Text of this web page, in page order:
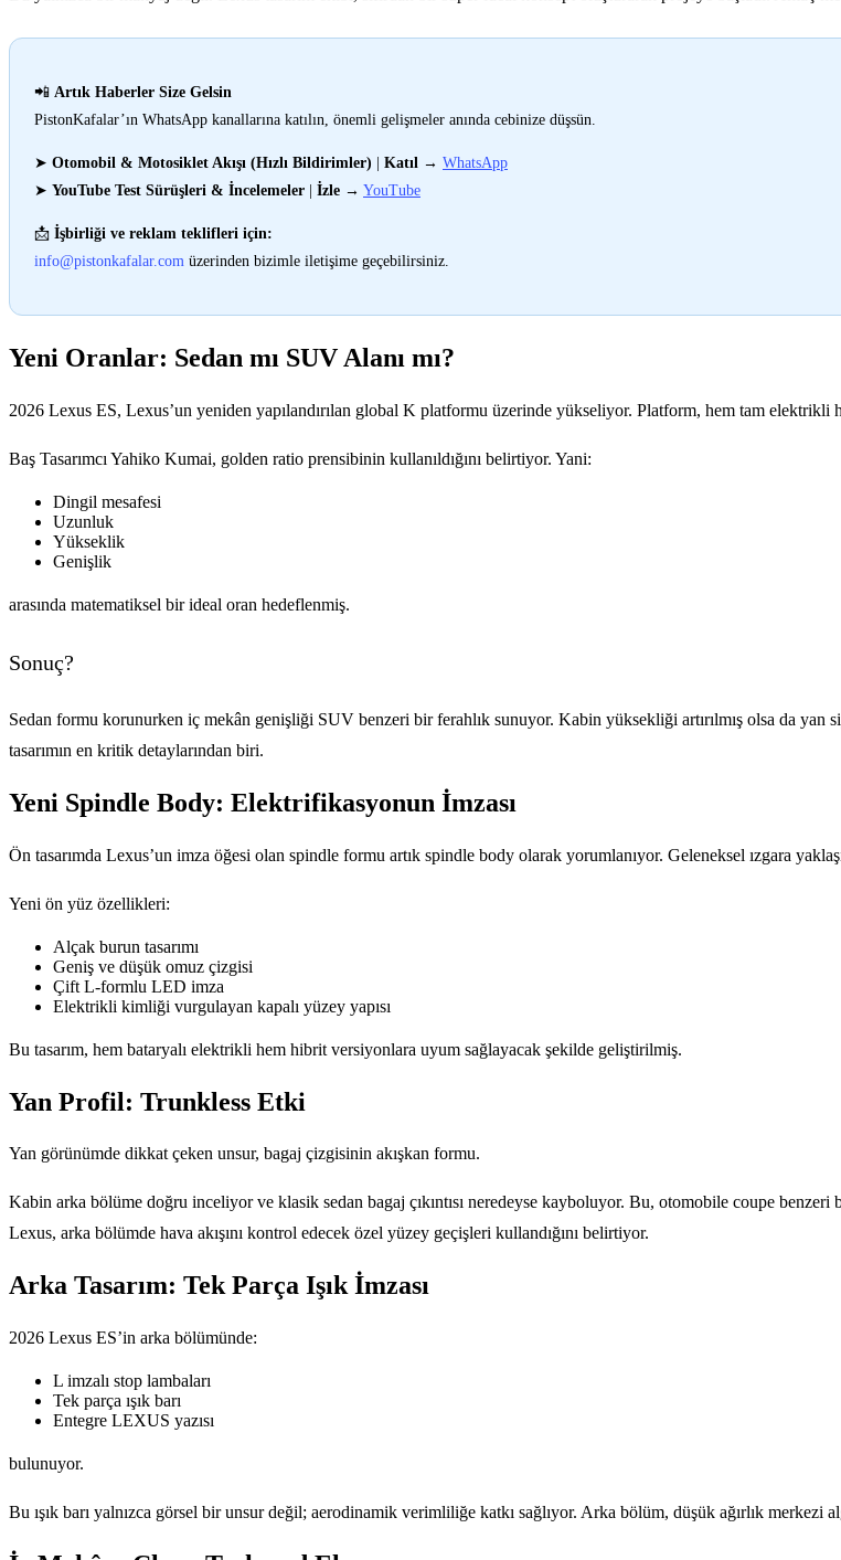
📲 Artık Haberler Size Gelsin
PistonKafalar’ın WhatsApp kanallarına katılın, önemli gelişmeler anında cebinize düşsün.
➤ Otomobil & Motosiklet Akışı (Hızlı Bildirimler) Katıl → WhatsApp
➤ YouTube Test Sürüşleri & İncelemeler İzle → YouTube
📩 İşbirliği ve reklam teklifleri için:
info@pistonkafalar.com üzerinden bizimle iletişime geçebilirsiniz.
Yeni Oranlar: Sedan mı SUV Alanı mı?
2026 Lexus ES, Lexus’un yeniden yapılandırılan global K platformu üzerinde yükseliyor. Platform, hem tam elektrikli
Baş Tasarımcı Yahiko Kumai, golden ratio prensibinin kullanıldığını belirtiyor. Yani:
Dingil mesafesi
Uzunluk
Yükseklik
Genişlik
arasında matematiksel bir ideal oran hedeflenmiş.
Sonuç?
Sedan formu korunurken iç mekân genişliği SUV benzeri bir ferahlık sunuyor. Kabin yüksekliği artırılmış olsa da
tasarımın en kritik detaylarından biri.
Yeni Spindle Body: Elektrifikasyonun İmzası
Ön tasarımda Lexus’un imza öğesi olan spindle formu artık spindle body olarak yorumlanıyor. Geleneksel ızgara
Yeni ön yüz özellikleri:
Alçak burun tasarımı
Geniş ve düşük omuz çizgisi
Çift L-formlu LED imza
Elektrikli kimliği vurgulayan kapalı yüzey yapısı
Bu tasarım, hem bataryalı elektrikli hem hibrit versiyonlara uyum sağlayacak şekilde geliştirilmiş.
Yan Profil: Trunkless Etki
Yan görünümde dikkat çeken unsur, bagaj çizgisinin akışkan formu.
Kabin arka bölüme doğru inceliyor ve klasik sedan bagaj çıkıntısı neredeyse kayboluyor. Bu, otomobile coupe
Lexus, arka bölümde hava akışını kontrol edecek özel yüzey geçişleri kullandığını belirtiyor.
Arka Tasarım: Tek Parça Işık İmzası
2026 Lexus ES’in arka bölümünde:
L imzalı stop lambaları
Tek parça ışık barı
Entegre LEXUS yazısı
bulunuyor.
Bu ışık barı yalnızca görsel bir unsur değil; aerodinamik verimliliğe katkı sağlıyor. Arka bölüm, düşük ağırlık merkezi